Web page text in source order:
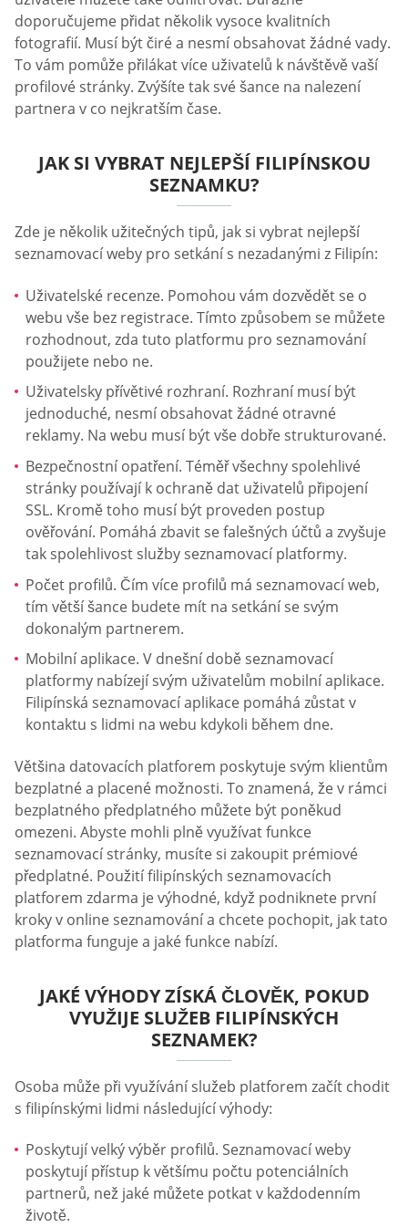
doporučujeme přidat několik vysoce kvalitních
fotografií. Musí být čiré a nesmí obsahovat žádné vady.
To vám pomůže přilákat více uživatelů k návštěvě vaší
profilové stránky. Zvýšíte tak své šance na nalezení
partnera v co nejkratším čase.
JAK SI VYBRAT NEJLEPŠÍ FILIPÍNSKOU
SEZNAMKU?
Zde je několik užitečných tipů, jak si vybrat nejlepší
seznamovací weby pro setkání s nezadanými z Filipín:
Uživatelské recenze. Pomohou vám dozvědět se o
webu vše bez registrace. Tímto způsobem se můžete
rozhodnout, zda tuto platformu pro seznamování
použijete nebo ne.
Uživatelsky přívětivé rozhraní. Rozhraní musí být
jednoduché, nesmí obsahovat žádné otravné
reklamy. Na webu musí být vše dobře strukturované.
Bezpečnostní opatření. Téměř všechny spolehlivé
stránky používají k ochraně dat uživatelů připojení
SSL. Kromě toho musí být proveden postup
ověřování. Pomáhá zbavit se falešných účtů a zvyšuje
tak spolehlivost služby seznamovací platformy.
Počet profilů. Čím více profilů má seznamovací web,
tím větší šance budete mít na setkání se svým
dokonalým partnerem.
Mobilní aplikace. V dnešní době seznamovací
platformy nabízejí svým uživatelům mobilní aplikace.
Filipínská seznamovací aplikace pomáhá zůstat v
kontaktu s lidmi na webu kdykoli během dne.
Většina datovacích platforem poskytuje svým klientům
bezplatné a placené možnosti. To znamená, že v rámci
bezplatného předplatného můžete být poněkud
omezeni. Abyste mohli plně využívat funkce
seznamovací stránky, musíte si zakoupit prémiové
předplatné. Použití filipínských seznamovacích
platforem zdarma je výhodné, když podniknete první
kroky v online seznamování a chcete pochopit, jak tato
platforma funguje a jaké funkce nabízí.
JAKÉ VÝHODY ZÍSKÁ ČLOVĚK, POKUD
VYUŽIJE SLUŽEB FILIPÍNSKÝCH
SEZNAMEK?
Osoba může při využívání služeb platforem začít chodit
s filipínskými lidmi následující výhody:
Poskytují velký výběr profilů. Seznamovací weby
poskytují přístup k většímu počtu potenciálních
partnerů, než jaké můžete potkat v každodenním
životě.